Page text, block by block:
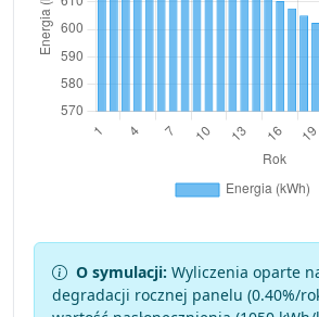
O symulacji: Wyliczenia oparte
degradacji rocznej panelu (0.40%/